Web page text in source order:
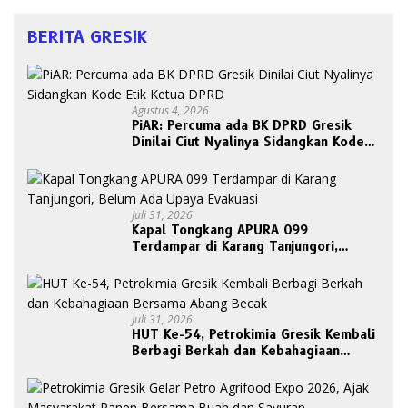
BERITA GRESIK
Agustus 4, 2026
PiAR: Percuma ada BK DPRD Gresik
Dinilai Ciut Nyalinya Sidangkan Kode
Juli 31, 2026
Kapal Tongkang APURA 099
Terdampar di Karang Tanjungori,
Juli 31, 2026
HUT Ke-54, Petrokimia Gresik Kembali
Berbagi Berkah dan Kebahagiaan